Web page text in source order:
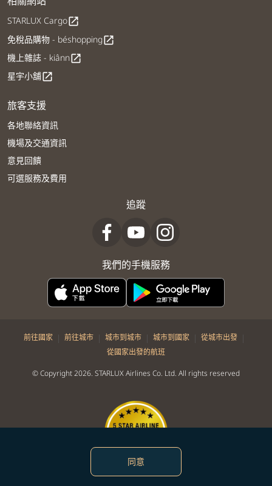
同意
STARLUX Cargoopen_in_new
免稅品購物 - béshoppingopen_in_new
機上雜誌 - kiânnopen_in_new
星宇小舖open_in_new
旅客支援
各地聯絡資訊
機場及交通資訊
意見回饋
可選服務及費用
追蹤
我們的手機服務
前往國家 | 前往城市 | 城市到城市 | 城市到國家 | 從城市出發 |
從國家出發的航班
© Copyright 2026. STARLUX Airlines Co. Ltd. All rights reserved